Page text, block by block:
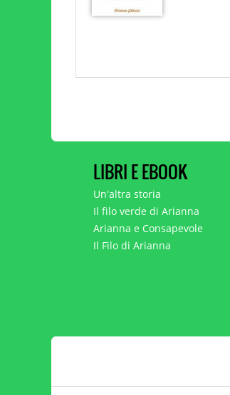
LIBRI E EBOOK
Un'altra storia
Il filo verde di Arianna
Arianna e Consapevole
Il Filo di Arianna